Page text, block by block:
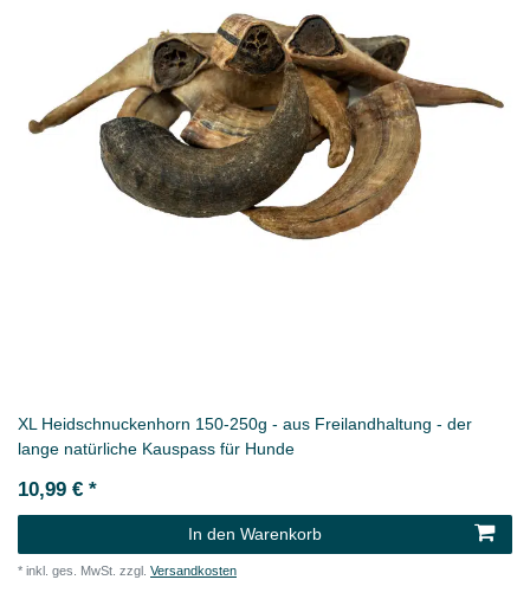
XL Heidschnuckenhorn 150-250g - aus Freilandhaltung - der
lange natürliche Kauspass für Hunde
10,99 € *
In den Warenkorb
* inkl. ges. MwSt. zzgl. Versandkosten